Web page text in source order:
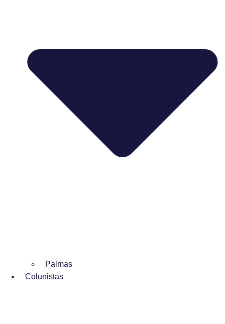
Palmas
Colunistas